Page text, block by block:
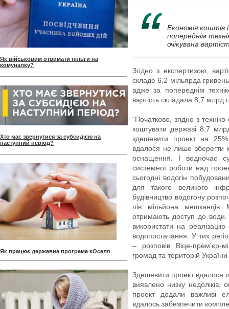
Як військовим отримати пільги на
комуналку?
Хто має звернутися за субсидією на
наступний період?
Як працює державна програма єОселя
Економія
попереднім
очікувана
Згідно з експертизою,
складе 6,2 мільярда
адже за попереднім
вартість складала 8,7
“Початково, згідно з
коштувати державі 8,7
здешевити проект на
вдалося не лише зберегти
оснащення. І водночас
системної роботи над
сьогодні водогін
для такого великого
будівництво водогону
пів мільйона
отримають доступ до
використати на реалізацію
водопостачання. У тих
– розповів Віце-премʼєр-
громад та територій
Здешевити проект вдалося
виявлено низку
проект додали важливі
вдалось забезпечити